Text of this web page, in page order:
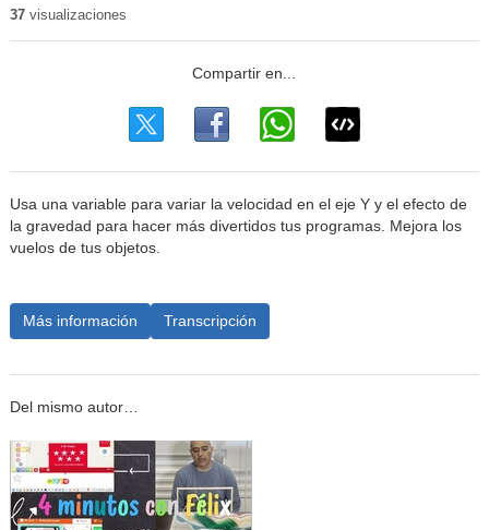
37visualizaciones
Usa una variable para variar la velocidad en el eje Y y el efecto de
la gravedad para hacer más divertidos tus programas. Mejora los
vuelos de tus objetos.
Más información Transcripción
Del mismo autor…